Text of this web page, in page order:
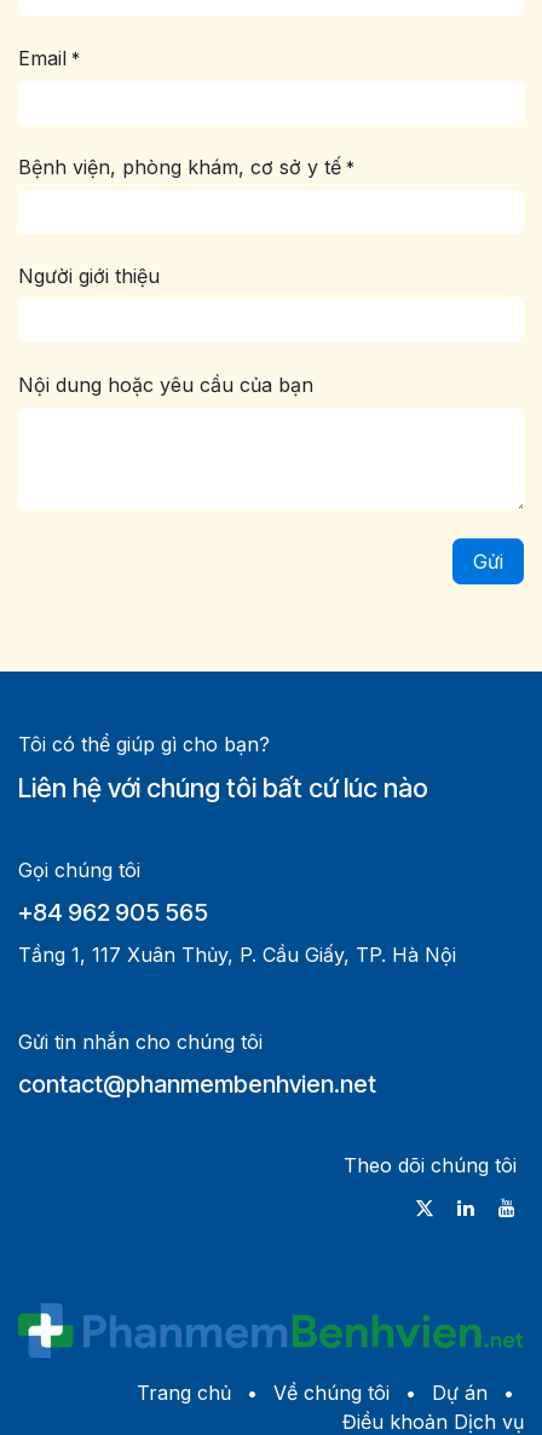
Email *
Bệnh viện, phòng khám, cơ sở y tế *
Người giới thiệu
Nội dung hoặc yêu cầu của bạn
Gửi
Tôi có thể giúp gì cho bạn?
Liên hệ với chúng tôi bất cứ lúc nào
Gọi chúng tôi
+84 962 905 565
Tầng 1, 117 Xuân Thủy, P. Cầu Giấy, TP. Hà Nội
Gửi tin nhắn cho chúng tôi
contact@phanmembenhvien.net
Theo dõi chúng tôi
Trang chủ • Về c​húng tôi • Dự án
•
Điều khoản Dịch vụ